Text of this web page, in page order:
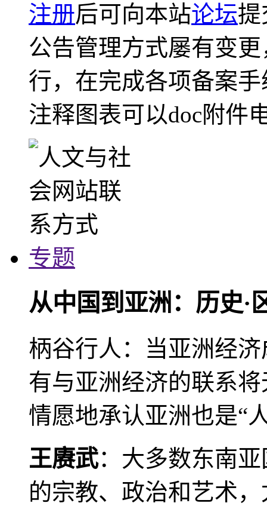
注册后可向本站论坛提
公告管理方式屡有变
行，在完成各项备案
注释图表可以doc附件
专题
从中国到亚洲：历史·
柄谷行人：当亚洲经
有与亚洲经济的联系
情愿地承认亚洲也是“
王赓武：大多数东南
的宗教、政治和艺术